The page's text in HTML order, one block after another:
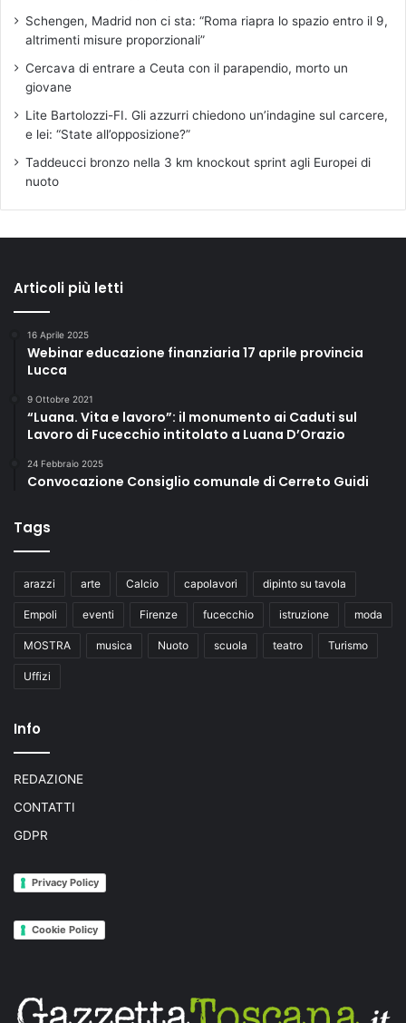
Schengen, Madrid non ci sta: “Roma riapra lo spazio entro il 9,
altrimenti misure proporzionali”
Cercava di entrare a Ceuta con il parapendio, morto un
giovane
Lite Bartolozzi-FI. Gli azzurri chiedono un’indagine sul carcere,
e lei: “State all’opposizione?”
Taddeucci bronzo nella 3 km knockout sprint agli Europei di
nuoto
Articoli più letti
16 Aprile 2025
Webinar educazione finanziaria 17 aprile provincia
Lucca
9 Ottobre 2021
“Luana. Vita e lavoro”: il monumento ai Caduti sul
Lavoro di Fucecchio intitolato a Luana D’Orazio
24 Febbraio 2025
Convocazione Consiglio comunale di Cerreto Guidi
Tags
arazzi arte Calcio capolavori dipinto su tavola
Empoli eventi Firenze fucecchio istruzione moda
MOSTRA musica Nuoto scuola teatro Turismo
Uffizi
Info
REDAZIONE
CONTATTI
GDPR
Privacy Policy
Cookie Policy